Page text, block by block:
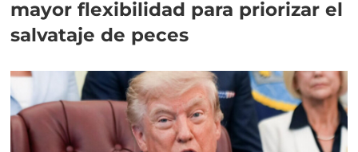
mayor flexibilidad para priorizar el
salvataje de peces